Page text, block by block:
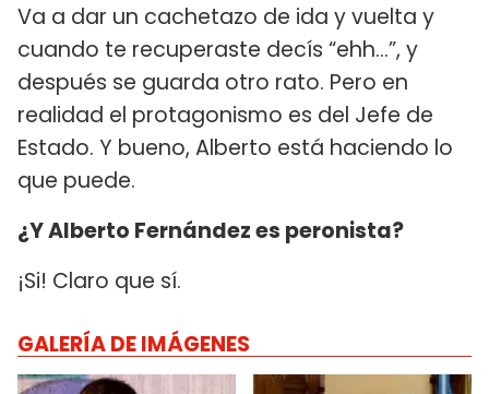
Va a dar un cachetazo de ida y vuelta y
cuando te recuperaste decís “ehh…”, y
después se guarda otro rato. Pero en
realidad el protagonismo es del Jefe de
Estado. Y bueno, Alberto está haciendo lo
que puede.
¿Y Alberto Fernández es peronista?
¡Si! Claro que sí.
GALERÍA DE IMÁGENES